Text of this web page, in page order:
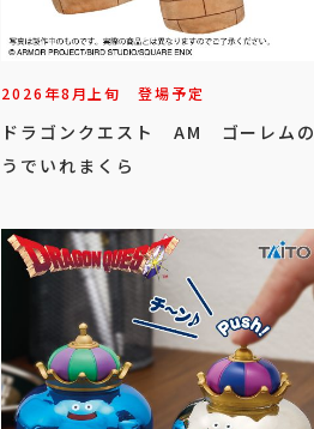
2026年8月上旬 登場予定
ドラゴンクエスト AM ゴーレムの
うでいれまくら